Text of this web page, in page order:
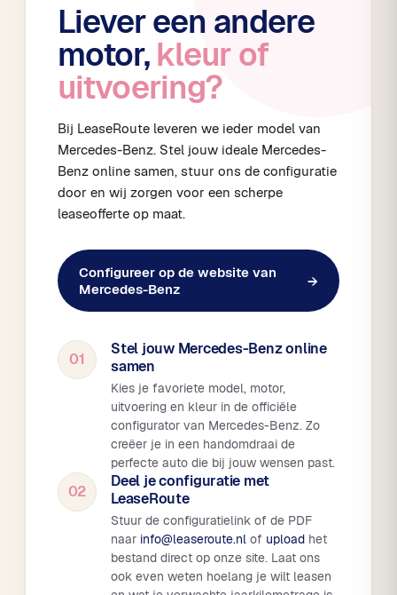
Liever een andere
motor,kleur of
uitvoering?
Bij LeaseRoute leveren we ieder model van
Mercedes-Benz. Stel jouw ideale Mercedes-
Benz online samen, stuur ons de configuratie
door en wij zorgen voor een scherpe
leaseofferte op maat.
Configureer op de website van
Mercedes-Benz
→
01
Stel jouw Mercedes-Benz online
samen
Kies je favoriete model, motor,
uitvoering en kleur in de officiële
configurator van Mercedes-Benz. Zo
creëer je in een handomdraai de
perfecte auto die bij jouw wensen past.
02
Deel je configuratie met
LeaseRoute
Stuur de configuratielink of de PDF
naar info@leaseroute.nl of upload het
bestand direct op onze site. Laat ons
ook even weten hoelang je wilt leasen